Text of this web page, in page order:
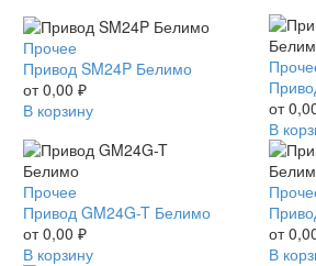
Привод
SM24P
Белимо
Прочее
Привод SM24P Белимо
от0,00 ₽
В корзину
SFG-
S2-
L
от
В
Привод
GM24G-
T
Белимо
Прочее
Привод GM24G-T Белимо
от0,00 ₽
В корзину
от
В